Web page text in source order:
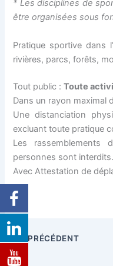
* Les disciplines de
être organisées sous
Pratique sportive dans
rivières, parcs, forêts,
Tout public :Toute
Dans un rayon maximal
Une distanciation
excluant toute pratique
Les rassemblements
personnes sont interdits.
Avec Attestation de
PRÉCÉDENT